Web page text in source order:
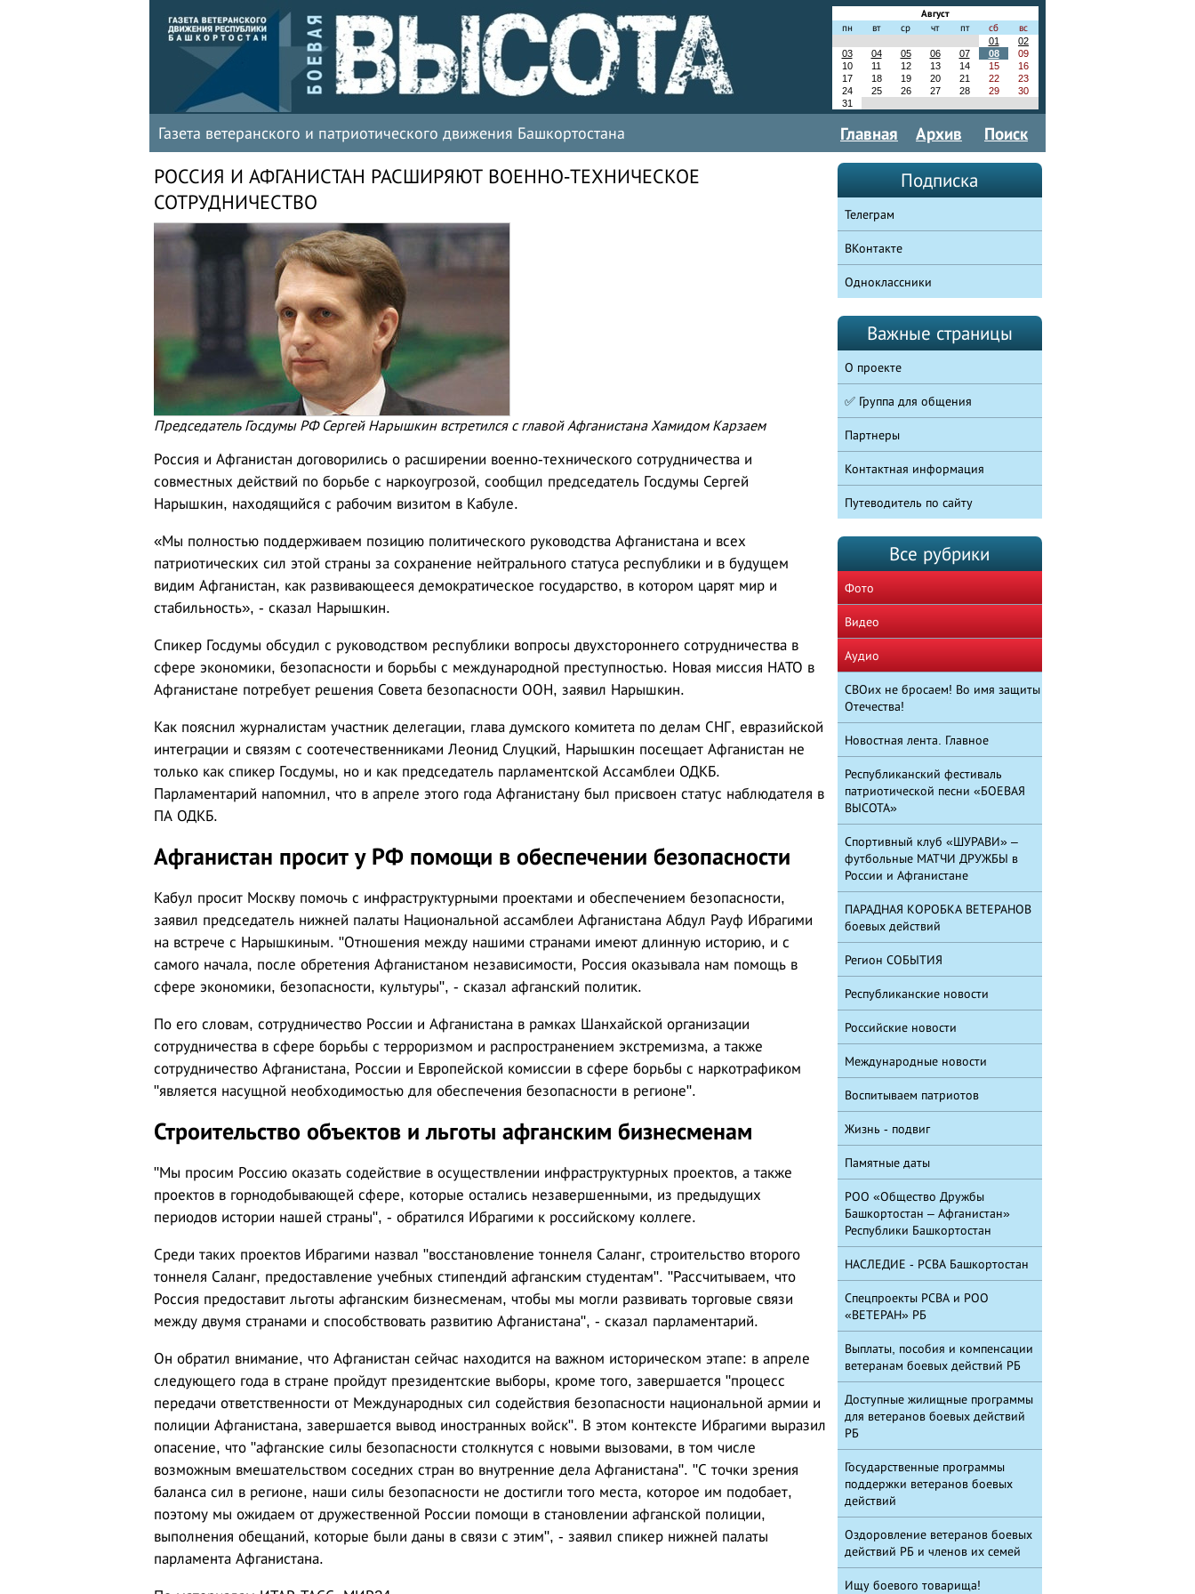
Август
пн
вт ср чт пт сб
вс
01
02
03
04 05 06 07 08
09
10
11 12 13 14 15
16
17
18 19 20 21 22
23
24
25 26 27 28 29
30
31
Газета ветеранского и патриотического движения Башкортостана Главная Архив Поиск
РОССИЯ И АФГАНИСТАН РАСШИРЯЮТ ВОЕННО-ТЕХНИЧЕСКОЕ
СОТРУДНИЧЕСТВО
Председатель Госдумы РФ Сергей Нарышкин встретился с главой Афганистана Хамидом Карзаем
Россия и Афганистан договорились о расширении военно-технического сотрудничества и
совместных действий по борьбе с наркоугрозой, сообщил председатель Госдумы Сергей
Нарышкин, находящийся с рабочим визитом в Кабуле.
«Мы полностью поддерживаем позицию политического руководства Афганистана и всех
патриотических сил этой страны за сохранение нейтрального статуса республики и в будущем
видим Афганистан, как развивающееся демократическое государство, в котором царят мир и
стабильность», - сказал Нарышкин.
Спикер Госдумы обсудил с руководством республики вопросы двухстороннего сотрудничества в
сфере экономики, безопасности и борьбы с международной преступностью. Новая миссия НАТО в
Афганистане потребует решения Совета безопасности ООН, заявил Нарышкин.
Как пояснил журналистам участник делегации, глава думского комитета по делам СНГ, евразийской
интеграции и связям с соотечественниками Леонид Слуцкий, Нарышкин посещает Афганистан не
только как спикер Госдумы, но и как председатель парламентской Ассамблеи ОДКБ.
Парламентарий напомнил, что в апреле этого года Афганистану был присвоен статус наблюдателя в
ПА ОДКБ.
Афганистан просит у РФ помощи в обеспечении безопасности
Кабул просит Москву помочь с инфраструктурными проектами и обеспечением безопасности,
заявил председатель нижней палаты Национальной ассамблеи Афганистана Абдул Рауф Ибрагими
на встрече с Нарышкиным. "Отношения между нашими странами имеют длинную историю, и с
самого начала, после обретения Афганистаном независимости, Россия оказывала нам помощь в
сфере экономики, безопасности, культуры", - сказал афганский политик.
По его словам, сотрудничество России и Афганистана в рамках Шанхайской организации
сотрудничества в сфере борьбы с терроризмом и распространением экстремизма, а также
сотрудничество Афганистана, России и Европейской комиссии в сфере борьбы с наркотрафиком
"является насущной необходимостью для обеспечения безопасности в регионе".
Строительство объектов и льготы афганским бизнесменам
"Мы просим Россию оказать содействие в осуществлении инфраструктурных проектов, а также
проектов в горнодобывающей сфере, которые остались незавершенными, из предыдущих
периодов истории нашей страны", - обратился Ибрагими к российскому коллеге.
Среди таких проектов Ибрагими назвал "восстановление тоннеля Саланг, строительство второго
тоннеля Саланг, предоставление учебных стипендий афганским студентам". "Рассчитываем, что
Россия предоставит льготы афганским бизнесменам, чтобы мы могли развивать торговые связи
между двумя странами и способствовать развитию Афганистана", - сказал парламентарий.
Он обратил внимание, что Афганистан сейчас находится на важном историческом этапе: в апреле
следующего года в стране пройдут президентские выборы, кроме того, завершается "процесс
передачи ответственности от Международных сил содействия безопасности национальной армии и
полиции Афганистана, завершается вывод иностранных войск". В этом контексте Ибрагими выразил
опасение, что "афганские силы безопасности столкнутся с новыми вызовами, в том числе
возможным вмешательством соседних стран во внутренние дела Афганистана". "С точки зрения
баланса сил в регионе, наши силы безопасности не достигли того места, которое им подобает,
поэтому мы ожидаем от дружественной России помощи в становлении афганской полиции,
выполнения обещаний, которые были даны в связи с этим", - заявил спикер нижней палаты
парламента Афганистана.
Подписка
Телеграм
ВКонтакте
Одноклассники
Важные страницы
О проекте
✅ Группа для общения
Партнеры
Контактная информация
Путеводитель по сайту
Все рубрики
Фото
Видео
Аудио
СВОих не бросаем! Во имя защиты
Отечества!
Новостная лента. Главное
Республиканский фестиваль
патриотической песни «БОЕВАЯ
ВЫСОТА»
Спортивный клуб «ШУРАВИ» –
футбольные МАТЧИ ДРУЖБЫ в
России и Афганистане
ПАРАДНАЯ КОРОБКА ВЕТЕРАНОВ
боевых действий
Регион СОБЫТИЯ
Республиканские новости
Российские новости
Международные новости
Воспитываем патриотов
Жизнь - подвиг
Памятные даты
РОО «Общество Дружбы
Башкортостан – Афганистан»
Республики Башкортостан
НАСЛЕДИЕ - РСВА Башкортостан
Спецпроекты РСВА и РОО
«ВЕТЕРАН» РБ
Выплаты, пособия и компенсации
ветеранам боевых действий РБ
Доступные жилищные программы
для ветеранов боевых действий
РБ
Государственные программы
поддержки ветеранов боевых
действий
Оздоровление ветеранов боевых
действий РБ и членов их семей
Ищу боевого товарища!